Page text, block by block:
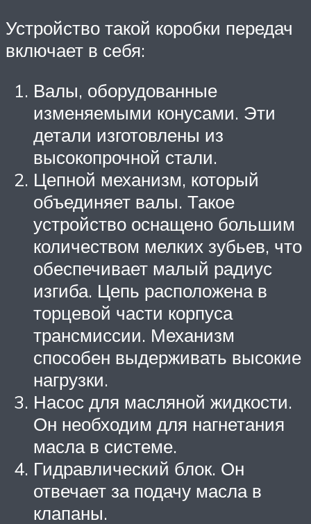
Устройство такой коробки передач
включает в себя:
Валы, оборудованные
изменяемыми конусами. Эти
детали изготовлены из
высокопрочной стали.
Цепной механизм, который
объединяет валы. Такое
устройство оснащено большим
количеством мелких зубьев, что
обеспечивает малый радиус
изгиба. Цепь расположена в
торцевой части корпуса
трансмиссии. Механизм
способен выдерживать высокие
нагрузки.
Насос для масляной жидкости.
Он необходим для нагнетания
масла в системе.
Гидравлический блок. Он
отвечает за подачу масла в
клапаны.